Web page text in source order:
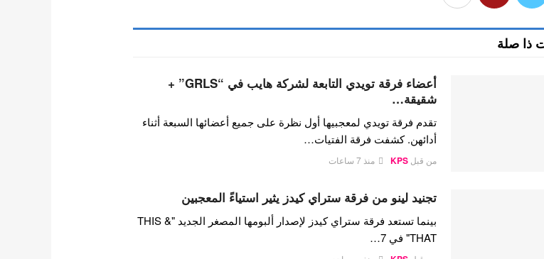
ذا صلة
أعضاء فرقة تويدي التابعة لشركة هايب في “GRLS” +
شقيقة…
تقدم فرقة تويدي لمعجبيها أول نظرة على جميع أعضائها السبعة أثناء
أدائهن. كشفت فرقة الفتيات…
من قبلKPS منذ 7 ساعات
تجنيد لينو من فرقة ستراي كيدز يثير استياءً المعجبين
بينما تستعد فرقة ستراي كيدز لإصدار ألبومها المصغر الجديد "THIS &
THAT" في 7…